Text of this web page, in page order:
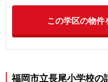
この学区の物件
福岡市立長尾小学校の